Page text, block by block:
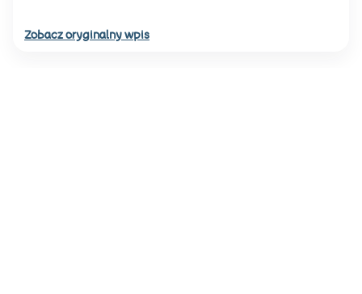
Zobacz oryginalny wpis